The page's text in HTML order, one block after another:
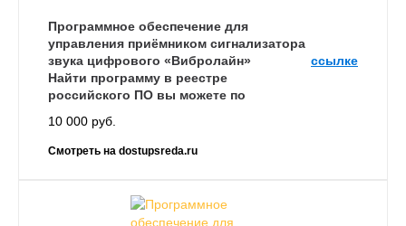
Программное обеспечение для
управления приёмником сигнализатора
звука цифрового «Вибролайн»
Найти программу в реестре
российского ПО вы можете по
ссылке
10 000 руб.
Смотреть на dostupsreda.ru